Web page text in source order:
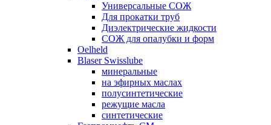
Универсальные СОЖ
Для прокатки труб
Диэлектрические жидкости
СОЖ для опалубки и форм
Oelheld
Blaser Swisslube
минеральные
на эфирных маслах
полусинтетические
режущие масла
синтетические